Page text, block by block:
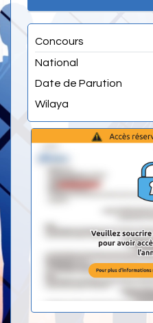
Concours
National
Date de Parution
Wilaya